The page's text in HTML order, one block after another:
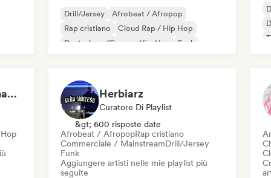
Drill/Jersey
Afrobeat / Afropop
Rap cristiano
Cloud Rap / Hip Hop
Deutschrap/German Hip-Hop
Funk
HipHop & Rnb Serenade (by Audio Art Central) Herbiarz
Curatore Di Playlist
&gt; 600 risposte date
Afrobeat / AfropopRap cristiano
Commerciale / MainstreamDrill/Jersey
Funk
Aggiungere artisti nelle mie playlist più
seguite